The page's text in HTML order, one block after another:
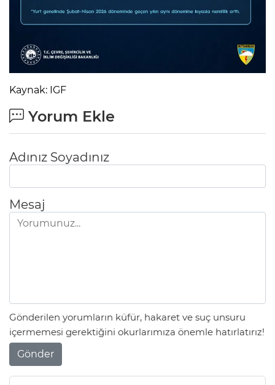
Kaynak: IGF
Yorum Ekle
Adınız Soyadınız
Mesaj
Gönderilen yorumların küfür, hakaret ve suç unsuru
içermemesi gerektiğini okurlarımıza önemle hatırlatırız!
Gönder